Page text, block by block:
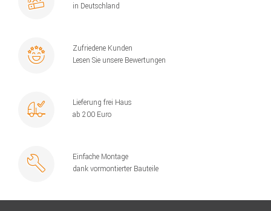
in Deutschland
Zufriedene Kunden
Lesen Sie unsere Bewertungen
Lieferung frei Haus
ab 200 Euro
Einfache Montage
dank vormontierter Bauteile